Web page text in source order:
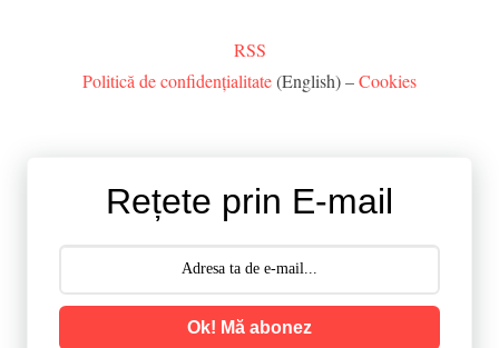
RSS
Politică de confidențialitate(English) –Cookies
Rețete prin E-mail
Ok! Mă abonez